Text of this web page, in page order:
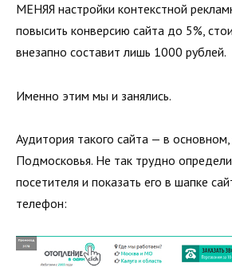
МЕНЯЯ настройки контекстной
повысить конверсию сайта до 5%,
внезапно составит лишь 1000 рублей.
Именно этим мы и занялись.
Аудитория такого сайта — в
Подмосковья. Не так трудно
посетителя и показать его в шапке
телефон: